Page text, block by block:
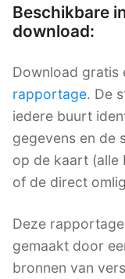
Beschikbare
download:
Download gratis
rapportage. De
iedere buurt
gegevens en de
op de kaart (alle
of de direct
Deze
gemaakt door
bronnen van